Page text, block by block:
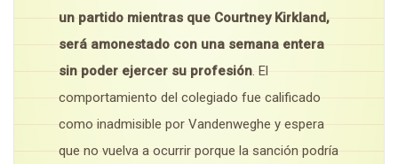
un partido mientras que Courtney Kirkland,
será amonestado con una semana entera
sin poder ejercer su profesión. El
comportamiento del colegiado fue calificado
como inadmisible por Vandenweghe y espera
que no vuelva a ocurrir porque la sanción podría